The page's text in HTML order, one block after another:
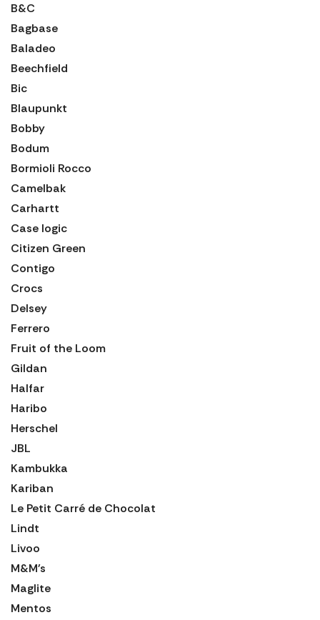
B&C
Bagbase
Baladeo
Beechfield
Bic
Blaupunkt
Bobby
Bodum
Bormioli Rocco
Camelbak
Carhartt
Case logic
Citizen Green
Contigo
Crocs
Delsey
Ferrero
Fruit of the Loom
Gildan
Halfar
Haribo
Herschel
JBL
Kambukka
Kariban
Le Petit Carré de Chocolat
Lindt
Livoo
M&M's
Maglite
Mentos